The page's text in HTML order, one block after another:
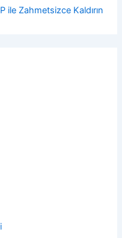
ile Zahmetsizce Kaldırın